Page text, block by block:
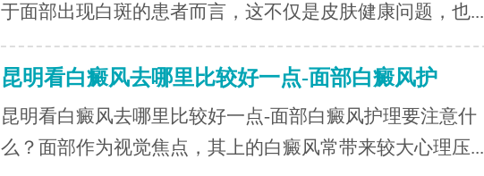
于面部出现白斑的患者而言，这不仅是皮肤健康问题，也...
昆明看白癜风去哪里比较好一点-面部白癜风护
昆明看白癜风去哪里比较好一点-面部白癜风护理要注意什
么？面部作为视觉焦点，其上的白癜风常带来较大心理压...